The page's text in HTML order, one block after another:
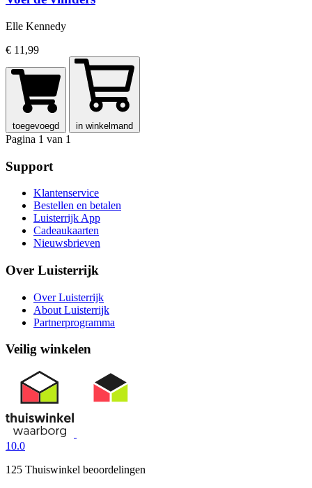
Elle Kennedy
€ 11,99
toegevoegd in winkelmand
Pagina 1 van 1
Support
Klantenservice
Bestellen en betalen
Luisterrijk App
Cadeaukaarten
Nieuwsbrieven
Over Luisterrijk
Over Luisterrijk
About Luisterrijk
Partnerprogramma
Veilig winkelen
10.0
125 Thuiswinkel beoordelingen